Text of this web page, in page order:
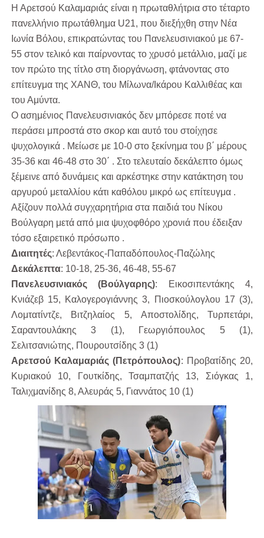
Η Αρετσού Καλαμαριάς είναι η πρωταθλήτρια στο τέταρτο
πανελλήνιο πρωτάθλημα U21, που διεξήχθη στην Νέα
Ιωνία Βόλου, επικρατώντας του Πανελευσινιακού με 67-
55 στον τελικό και παίρνοντας το χρυσό μετάλλιο, μαζί με
τον πρώτο της τίτλο στη διοργάνωση, φτάνοντας στο
επίτευγμα της ΧΑΝΘ, του Μίλωνα/Ικάρου Καλλιθέας και
του Αμύντα.
Ο ασημένιος Πανελευσινιακός δεν μπόρεσε ποτέ να
περάσει μπροστά στο σκορ και αυτό του στοίχησε
ψυχολογικά . Μείωσε με 10-0 στο ξεκίνημα του β΄ μέρους
35-36 και 46-48 στο 30΄ . Στο τελευταίο δεκάλεπτο όμως
ξέμεινε από δυνάμεις και αρκέστηκε στην κατάκτηση του
αργυρού μεταλλίου κάτι καθόλου μικρό ως επίτευγμα .
Αξίζουν πολλά συγχαρητήρια στα παιδιά του Νίκου
Βούλγαρη μετά από μια ψυχοφθόρο χρονιά που έδειξαν
τόσο εξαιρετικό πρόσωπο .
Διαιτητές: Λεβεντάκος-Παπαδόπουλος-Παζώλης
Δεκάλεπτα: 10-18, 25-36, 46-48, 55-67
Πανελευσινιακός (Βούλγαρης): Εικοσιπεντάκης 4,
Κνιάζεβ 15, Καλογερογιάννης 3, Πιοσκούλογλου 17 (3),
Λομτατίντζε, Βιτζηλαίος 5, Αποστολίδης, Τυρπετάρι,
Σαραντουλάκης 3 (1), Γεωργιόπουλος 5 (1),
Σελιτσανιώτης, Πουρουτσίδης 3 (1)
Αρετσού Καλαμαριάς (Πετρόπουλος): Προβατίδης 20,
Κυριακού 10, Γουτκίδης, Τσαμπατζής 13, Σιόγκας 1,
Ταλιχμανίδης 8, Αλευράς 5, Γιαννάτος 10 (1)